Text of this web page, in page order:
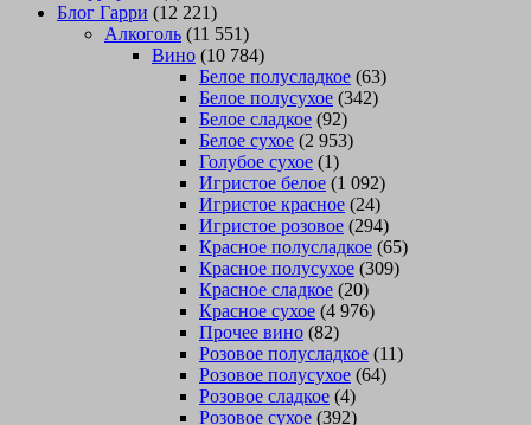
Блог Гарри (12 221)
Алкоголь (11 551)
Вино (10 784)
Белое полусладкое (63)
Белое полусухое (342)
Белое сладкое (92)
Белое сухое (2 953)
Голубое сухое (1)
Игристое белое (1 092)
Игристое красное (24)
Игристое розовое (294)
Красное полусладкое (65)
Красное полусухое (309)
Красное сладкое (20)
Красное сухое (4 976)
Прочее вино (82)
Розовое полусладкое (11)
Розовое полусухое (64)
Розовое сладкое (4)
Розовое сухое (392)